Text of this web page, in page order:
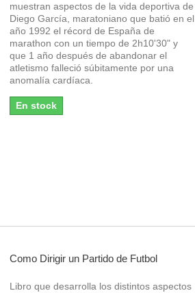
muestran aspectos de la vida deportiva de
Diego García, maratoniano que batió en el
año 1992 el récord de España de
marathon con un tiempo de 2h10'30" y
que 1 año después de abandonar el
atletismo falleció súbitamente por una
anomalía cardíaca.
En stock
Como Dirigir un Partido de Futbol
Libro que desarrolla los distintos aspectos